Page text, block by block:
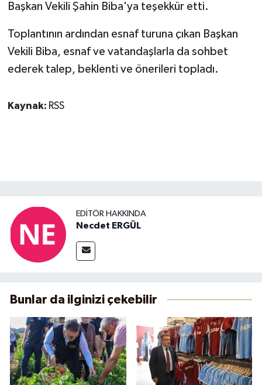
Başkan Vekili Şahin Biba'ya teşekkür etti.
Toplantının ardından esnaf turuna çıkan Başkan
Vekili Biba, esnaf ve vatandaşlarla da sohbet
ederek talep, beklenti ve önerileri topladı.
Kaynak: RSS
EDITÖR HAKKINDA
Necdet ERGÜL
Bunlar da ilginizi çekebilir